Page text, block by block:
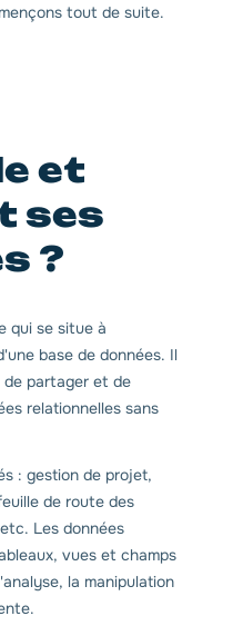
tout de suite.
et
ses
?
qui se situe à
base de données. Il
de partager et de
relationnelles sans
: gestion de projet,
de route des
Les données
vues et champs
la manipulation